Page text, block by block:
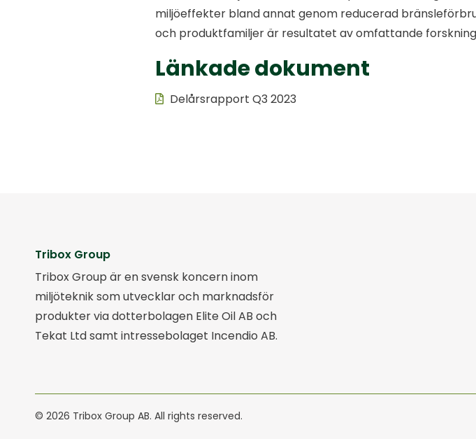
miljöeffekter bland annat genom reducerad
och produktfamiljer är resultatet av omfattande
Länkade dokument
Delårsrapport Q3 2023
Tribox Group
Tribox Group är en svensk koncern inom
miljöteknik som utvecklar och marknadsför
produkter via dotterbolagen Elite Oil AB och
Tekat Ltd samt intressebolaget Incendio AB.
© 2026 Tribox Group AB. All rights reserved.